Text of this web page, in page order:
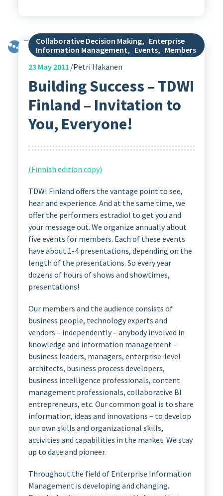
Collaborative Decision Making, Enterprise
Information Management, Events, Members
23 May 2011 Petri Hakanen
Building Success – TDWI
Finland – Invitation to
You, Everyone!
(Finnish edition copy)
TDWI Finland offers the vantage point to see,
hear and experience. And at the same time, we
offer the performers estradiol to get you and
your message out. We organize annually about
five events for members. Each of these events
have about 1-4 presentations, depending on the
length of the presentations. So every year
dozens of hours of shows and showtimes,
presentations!
Our members and the audience consists of
business people, technology experts and
vendors – independently – anybody involved in
knowledge and information management –
business leaders, managers, enterprise-level
architects, business process developers,
business intelligence professionals, content
management professionals, collaborative BI
entrepreneurs, etc. Our common goal is to share
information, ideas and innovations – to develop
our own skills and organizational skills,
activities and capabilities in the market. We stay
up to date and pioneer.
Throughout the field of Enterprise Information
Management is developing and changing.